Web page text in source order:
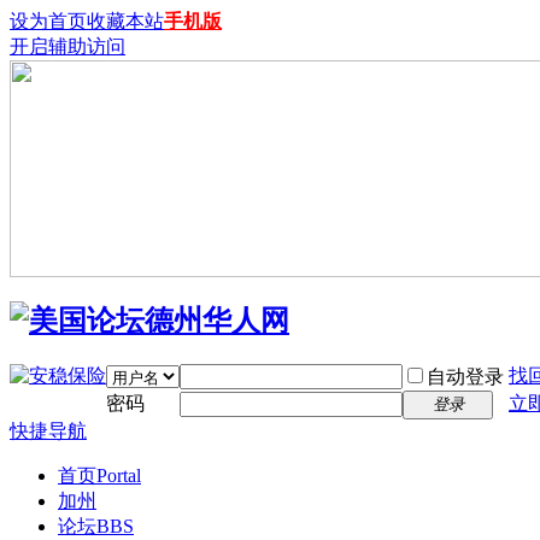
设为首页收藏本站手机版
开启辅助访问
自动登录 找
密码
登录
立
快捷导航
首页Portal
加州
论坛BBS